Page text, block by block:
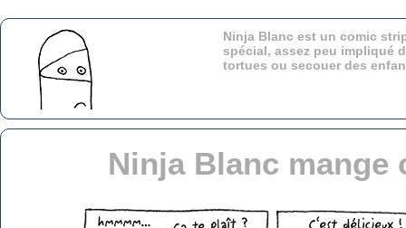
Ninja Blanc est un comic
spécial, assez peu impliqué
tortues ou secouer des
Ninja Blanc mange